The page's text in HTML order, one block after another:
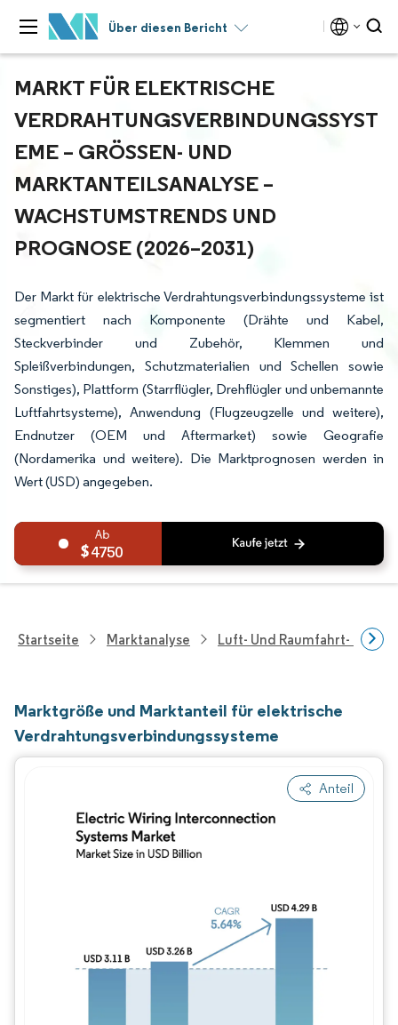
Über diesen Bericht
MARKT FÜR ELEKTRISCHE
VERDRAHTUNGSVERBINDUNGSSYST
EME – GRÖSSEN- UND M
ARKTANTEILSANALYSE – W
ACHSTUMSTRENDS UND P
ROGNOSE (2026–2031)
Der Markt für elektrische Verdrahtungsverbindungssysteme ist
segmentiert nach Komponente (Drähte und Kabel,
Steckverbinder und Zubehör, Klemmen und
Spleißverbindungen, Schutzmaterialien und Schellen sowie
Sonstiges), Plattform (Starrflügler, Drehflügler und unbemannte
Luftfahrtsysteme), Anwendung (Flugzeugzelle und weitere),
Endnutzer (OEM und Aftermarket) sowie Geografie
(Nordamerika und weitere). Die Marktprognosen werden in
Wert (USD) angegeben.
4750
Startseite Marktanalyse Luft- Und Raumfahrt- Und
Marktgröße und Marktanteil für elektrische
Verdrahtungsverbindungssysteme
Anteil